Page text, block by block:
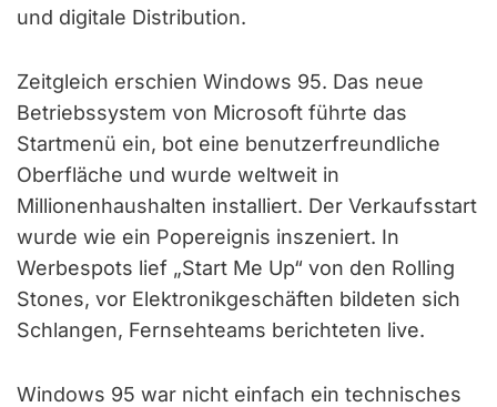
und digitale Distribution.
Zeitgleich erschien Windows 95. Das neue
Betriebssystem von Microsoft führte das
Startmenü ein, bot eine benutzerfreundliche
Oberfläche und wurde weltweit in
Millionenhaushalten installiert. Der Verkaufsstart
wurde wie ein Popereignis inszeniert. In
Werbespots lief „Start Me Up“ von den Rolling
Stones, vor Elektronikgeschäften bildeten sich
Schlangen, Fernsehteams berichteten live.
Windows 95 war nicht einfach ein technisches